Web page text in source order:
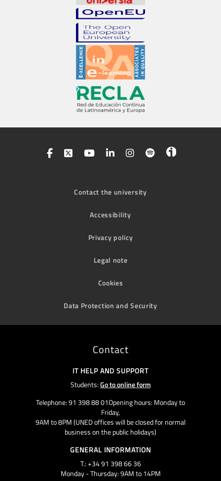
Contact the university
Accessibility
Privacy policy
Legal note
Cookies
Data Protection and Security
Contact
IT HELP AND SUPPORT
Students:Go to online form
Telephone: 91 398 88 01Opening hours: Monday to
Friday,
9AM to 8PM (UNED offices will be closed for normal
business on the public holidays)
GENERAL INFORMATION
T.: +34 91 398 66 36
Monday - Thursday: 9AM to 14PM